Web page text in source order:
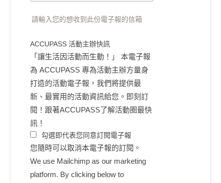
請輸入您的想收到此份電子報的信箱
ACCUPASS 活動主辦快訊
「讓生活因活動而生動！」 本電子報
為 ACCUPASS 專為活動主辦方量身
打造的活動電子報，我們將提供最
新、最實用的活動資訊給您。即刻訂
閱！跟著ACCUPASS了解活動圈最快
訊！
勾選即代表您同意訂閱電子報
您隨時可以取消本電子報的訂閱。
We use Mailchimp as our marketing
platform. By clicking below to